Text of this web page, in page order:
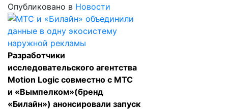
Опубликовано в Новости
Разработчики
исследовательского агентства
Motion Logic совместно с МТС
и «Вымпелком»(бренд
«Билайн») анонсировали запуск